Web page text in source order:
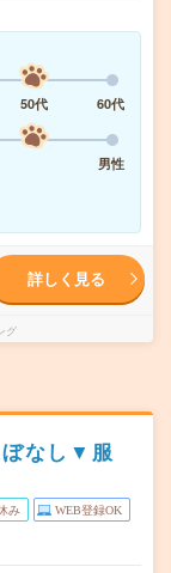
50代
60代
男性
詳しく見る
グ
ぼなし▼服
み WEB登録OK